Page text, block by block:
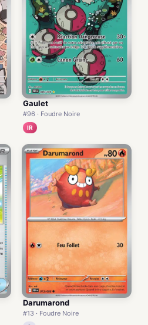
Gaulet
#96 · Foudre Noire
IR
Darumarond
#13 · Foudre Noire